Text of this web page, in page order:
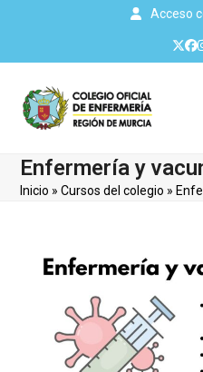
Acceso
Enfermería y
Inicio »Cursos del colegio »